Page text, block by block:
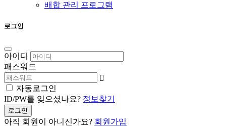
배합 관리 프로그램
로그인
아이디
패스워드
자동로그인
ID/PW를 잊으셨나요? 정보찾기
로그인
아직 회원이 아니신가요? 회원가입